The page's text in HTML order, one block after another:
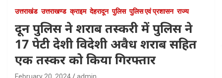
उत्तराखंड उत्तराखण्ड क्राइम देहरादून पुलिस पुलिस एवं प्रशासन राज्य
दून पुलिस ने शराब तस्करी में पुलिस ने
17 पेटी देशी विदेशी अवैध शराब सहित
एक तस्कर को किया गिरफ्तार